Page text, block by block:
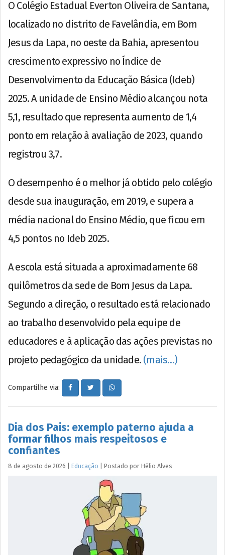
O Colégio Estadual Everton Oliveira de Santana,
localizado no distrito de Favelândia, em Bom
Jesus da Lapa, no oeste da Bahia, apresentou
crescimento expressivo no Índice de
Desenvolvimento da Educação Básica (Ideb)
2025. A unidade de Ensino Médio alcançou nota
5,1, resultado que representa aumento de 1,4
ponto em relação à avaliação de 2023, quando
registrou 3,7.
O desempenho é o melhor já obtido pelo colégio
desde sua inauguração, em 2019, e supera a
média nacional do Ensino Médio, que ficou em
4,5 pontos no Ideb 2025.
A escola está situada a aproximadamente 68
quilômetros da sede de Bom Jesus da Lapa.
Segundo a direção, o resultado está relacionado
ao trabalho desenvolvido pela equipe de
educadores e à aplicação das ações previstas no
projeto pedagógico da unidade. (mais…)
Compartilhe via:
Dia dos Pais: exemplo paterno ajuda a
formar filhos mais respeitosos e
confiantes
8 de agosto de 2026 Educação Postado por Hélio Alves